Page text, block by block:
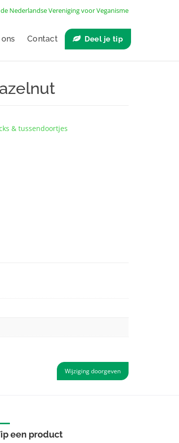
Nederlandse Vereniging voor Veganisme
Contact Deel je tip
& tussendoortjes
Wijziging doorgeven
een product